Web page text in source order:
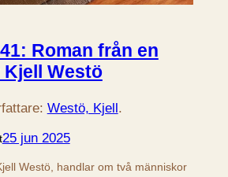
Roman från en
Westö
Westö, Kjell.
25 jun 2025
Westö, handlar om två människor